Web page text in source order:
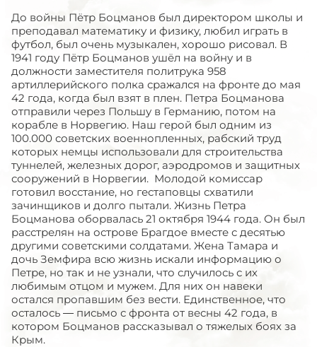
До войны Пётр Боцманов был директором школы и
преподавал математику и физику, любил играть в
футбол, был очень музыкален, хорошо рисовал. В
1941 году Пётр Боцманов ушёл на войну и в
должности заместителя политрука 958
артиллерийского полка сражался на фронте до мая
42 года, когда был взят в плен. Петра Боцманова
отправили через Польшу в Германию, потом на
корабле в Норвегию. Наш герой был одним из
100.000 советских военнопленных, рабский труд
которых немцы использовали для строительства
туннелей, железных дорог, аэродромов и защитных
сооружений в Норвегии. Молодой комиссар
готовил восстание, но гестаповцы схватили
зачинщиков и долго пытали. Жизнь Петра
Боцманова оборвалась 21 октября 1944 года. Он был
расстрелян на острове Брагдое вместе с десятью
другими советскими солдатами. Жена Тамара и
дочь Земфира всю жизнь искали информацию о
Петре, но так и не узнали, что случилось с их
любимым отцом и мужем. Для них он навеки
остался пропавшим без вести. Единственное, что
осталось — письмо с фронта от весны 42 года, в
котором Боцманов рассказывал о тяжелых боях за
Крым.